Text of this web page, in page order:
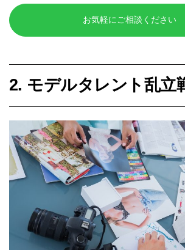
お気軽にご相談ください
2. モデルタレント乱立